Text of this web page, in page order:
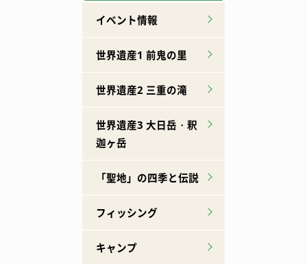
イベント情報
世界遺産1 前鬼の里
世界遺産2 三重の滝
世界遺産3 大日岳・釈
迦ヶ岳
「聖地」の四季と伝説
フィッシング
キャンプ